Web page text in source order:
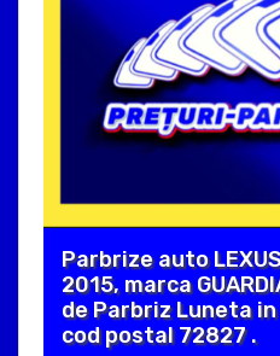
Parbrize auto
2015, marca
de Parbriz Luneta in
cod postal 72827 .